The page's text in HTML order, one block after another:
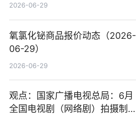
2026-06-29
氧氯化铋商品报价动态（2026-
06-29）
2026-06-29
观点：国家广播电视总局：6月
全国电视剧（网络剧）拍摄制作